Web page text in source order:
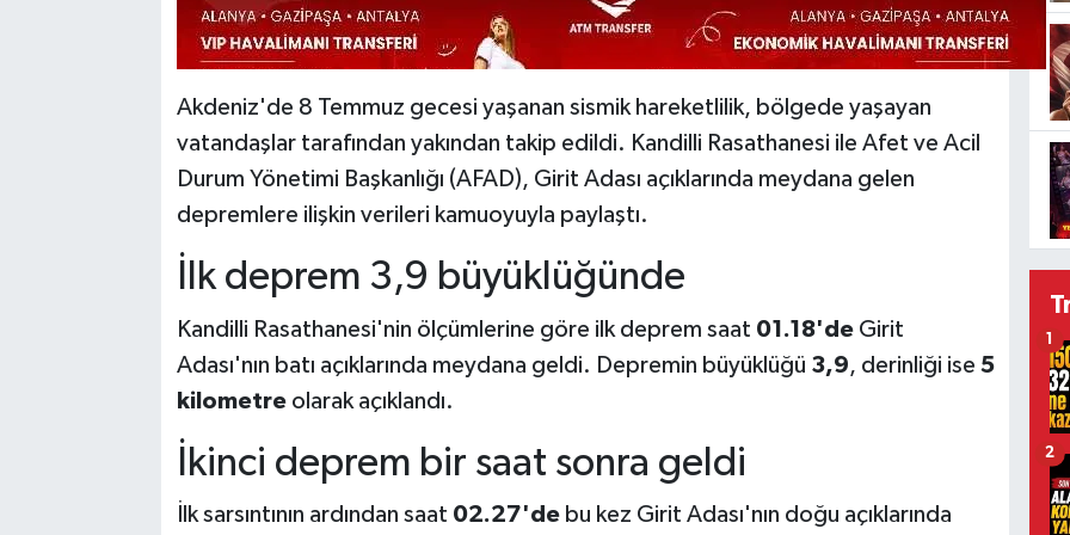
Akdeniz'de 8 Temmuz gecesi yaşanan sismik hareketlilik, bölgede yaşayan
vatandaşlar tarafından yakından takip edildi. Kandilli Rasathanesi ile Afet ve Acil
Durum Yönetimi Başkanlığı (AFAD), Girit Adası açıklarında meydana gelen
depremlere ilişkin verileri kamuoyuyla paylaştı.
İlk deprem 3,9 büyüklüğünde
Kandilli Rasathanesi'nin ölçümlerine göre ilk deprem saat 01.18'deGirit
Adası'nın batı açıklarında meydana geldi. Depremin büyüklüğü 3,9, derinliği ise 5
kilometreolarak açıklandı.
İkinci deprem bir saat sonra geldi
İlk sarsıntının ardından saat 02.27'debu kez Girit Adası'nın doğu açıklarında
1
2